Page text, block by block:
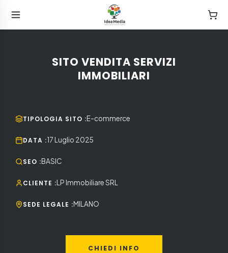
SITO VENDITA SERVIZI
IMMOBILIARI
TIPOLOGIA SITO :E-commerce
DATA :17 Luglio 2025
SEO :BASIC
CLIENTE :LP Immobiliare SRL
SEDE LEGALE :MILANO
CHIEDI INFO